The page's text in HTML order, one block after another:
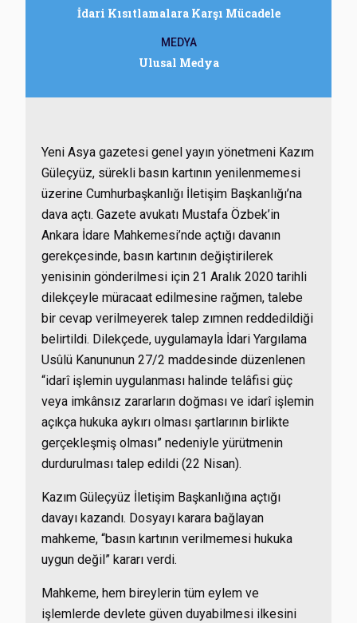
İdari Kısıtlamalara Karşı Mücadele
MEDYA
Ulusal Medya
Yeni Asya gazetesi genel yayın yönetmeni Kazım
Güleçyüz, sürekli basın kartının yenilenmemesi
üzerine Cumhurbaşkanlığı İletişim Başkanlığı’na
dava açtı. Gazete avukatı Mustafa Özbek’in
Ankara İdare Mahkemesi’nde açtığı davanın
gerekçesinde, basın kartının değiştirilerek
yenisinin gönderilmesi için 21 Aralık 2020 tarihli
dilekçeyle müracaat edilmesine rağmen, talebe
bir cevap verilmeyerek talep zımnen reddedildiği
belirtildi. Dilekçede, uygulamayla İdari Yargılama
Usûlü Kanununun 27/2 maddesinde düzenlenen
“idarî işlemin uygulanması halinde telâfisi güç
veya imkânsız zararların doğması ve idarî işlemin
açıkça hukuka aykırı olması şartlarının birlikte
gerçekleşmiş olması” nedeniyle yürütmenin
durdurulması talep edildi (22 Nisan).
Kazım Güleçyüz İletişim Başkanlığına açtığı
davayı kazandı. Dosyayı karara bağlayan
mahkeme, “basın kartının verilmemesi hukuka
uygun değil” kararı verdi.
Mahkeme, hem bireylerin tüm eylem ve
işlemlerde devlete güven duyabilmesi ilkesini